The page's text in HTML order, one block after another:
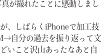
が撮れたことに感動しまし
、しばらくiPhoneで加工技
自分の過去を振り返って文
いこと沢山あったなあと自